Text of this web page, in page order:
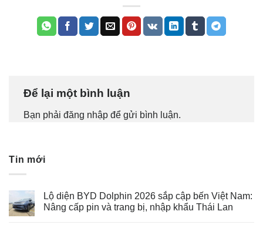
Để lại một bình luận
Bạn phải đăng nhập để gửi bình luận.
Tin mới
Lộ diện BYD Dolphin 2026 sắp cập bến Việt Nam:
Nâng cấp pin và trang bị, nhập khẩu Thái Lan